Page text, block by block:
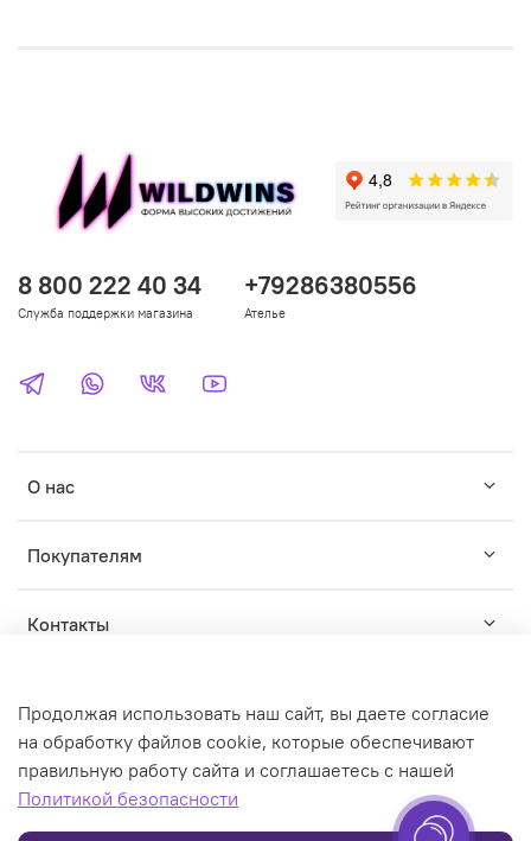
О нас
Покупателям
Контакты
8 800 222 40 34
Служба поддержки магазина
+79286380556
Ателье
© WILDWINS - зарегистрированный торговый знак. Любое
использование контента без письменного разрешения
запрещено
Продолжая использовать наш сайт, вы даете согласие
на обработку файлов cookie, которые обеспечивают
правильную работу сайта и соглашаетесь с нашей
Политикой безопасности